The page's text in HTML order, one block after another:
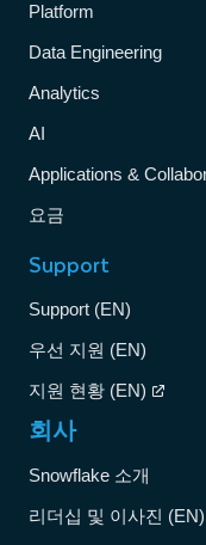
Platform
Data Engineering
Analytics
AI
Applications &
요금
Support
Support (EN)
우선 지원 (EN)
지원 현황 (EN)
회사
Snowflake 소개
리더십 및 이사진 (EN)